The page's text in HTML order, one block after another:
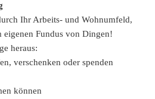
Ihr Arbeits- und Wohnumfeld,
eigenen Fundus von Dingen!
heraus:
verschenken oder spenden
können